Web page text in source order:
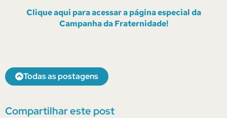
Clique aqui para acessar a página especial da
Campanha da Fraternidade!
Todas as postagens
Compartilhar este post